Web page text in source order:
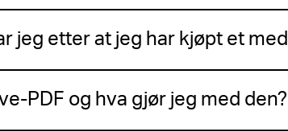
jeg etter at jeg har kjøpt et
PDF og hva gjør jeg med den?